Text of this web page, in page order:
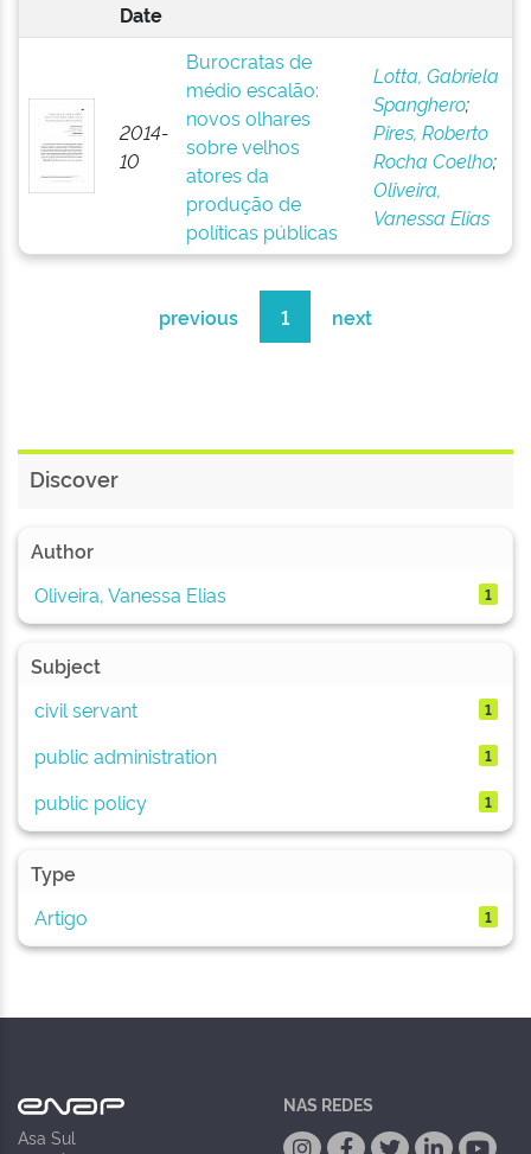
Date
2014-
10
Burocratas de
médio escalão:
novos olhares
sobre velhos
atores da
produção de
políticas públicas
Lotta, Gabriela
Spanghero;
Pires, Roberto
Rocha Coelho;
Oliveira,
Vanessa Elias
previous 1 next
Discover
Author
Oliveira, Vanessa Elias
1
Subject
civil servant
1
public administration 1
public policy 1
Type
Artigo
1
Asa Sul
NAS REDES